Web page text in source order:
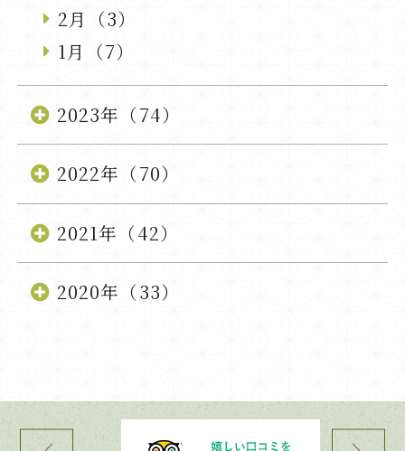
2月（3）
1月（7）
2023年（74）
2022年（70）
2021年（42）
2020年（33）